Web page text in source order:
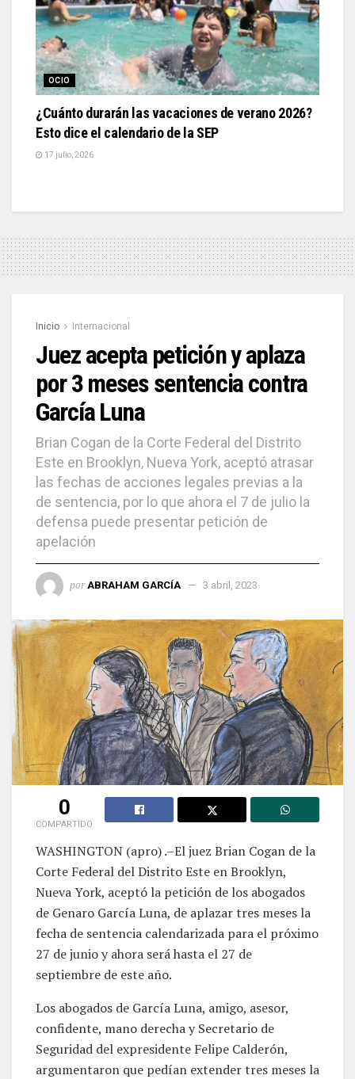
OCIO
¿Cuánto durarán las vacaciones de verano 2026?
Esto dice el calendario de la SEP
17 julio, 2026
Inicio Internacional
Juez acepta petición y aplaza
por 3 meses sentencia contra
García Luna
Brian Cogan de la Corte Federal del Distrito
Este en Brooklyn, Nueva York, aceptó atrasar
las fechas de acciones legales previas a la
de sentencia, por lo que ahora el 7 de julio la
defensa puede presentar petición de
apelación
por ABRAHAM GARCÍA 3 abril, 2023
0
COMPARTIDO
WASHINGTON (apro) .–El juez Brian Cogan de la
Corte Federal del Distrito Este en Brooklyn,
Nueva York, aceptó la petición de los abogados
de Genaro García Luna, de aplazar tres meses la
fecha de sentencia calendarizada para el próximo
27 de junio y ahora será hasta el 27 de
septiembre de este año.
Los abogados de García Luna, amigo, asesor,
confidente, mano derecha y Secretario de
Seguridad del expresidente Felipe Calderón,
argumentaron que pedían extender tres meses la